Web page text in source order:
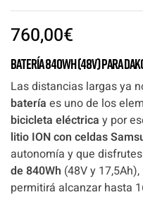
760,00€
Batería 840Wh (48V) para
Las distancias largas ya
batería es uno de los
bicicleta eléctrica y por
litio ION con celdas
autonomía y que
de 840Wh (48V y
permitirá alcanzar hasta